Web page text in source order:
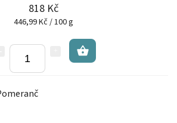
818 Kč
446,99 Kč / 100 g